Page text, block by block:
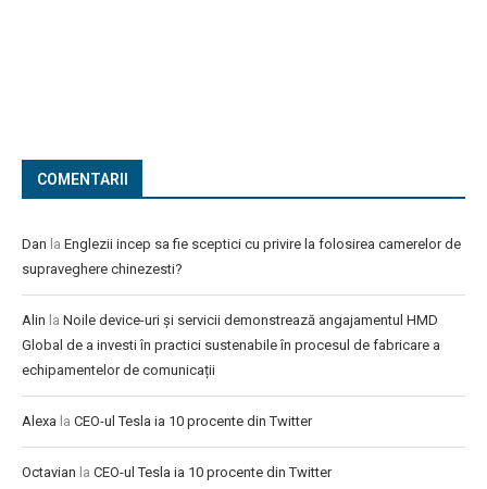
COMENTARII
Dan la Englezii incep sa fie sceptici cu privire la folosirea camerelor de
supraveghere chinezesti?
Alin la Noile device-uri și servicii demonstrează angajamentul HMD
Global de a investi în practici sustenabile în procesul de fabricare a
echipamentelor de comunicații
Alexa la CEO-ul Tesla ia 10 procente din Twitter
Octavian la CEO-ul Tesla ia 10 procente din Twitter